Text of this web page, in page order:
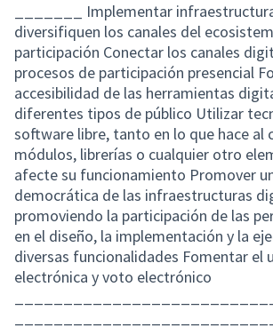
_______ Implementar
diversifiquen los canales del
participación Conectar los canales
procesos de participación presencial
accesibilidad de las herramientas
diferentes tipos de público Utilizar
software libre, tanto en lo que hace al
módulos, librerías o cualquier otro
afecte su funcionamiento Promover
democrática de las infraestructuras
promoviendo la participación de las
en el diseño, la implementación y la
diversas funcionalidades Fomentar el
electrónica y voto electrónico